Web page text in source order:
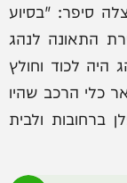
סיפר: "בסיוע
התאונה לנהג
היה לכוד וחולץ
קל משאר כלי הרכב שהיו
ברחובות ולבית